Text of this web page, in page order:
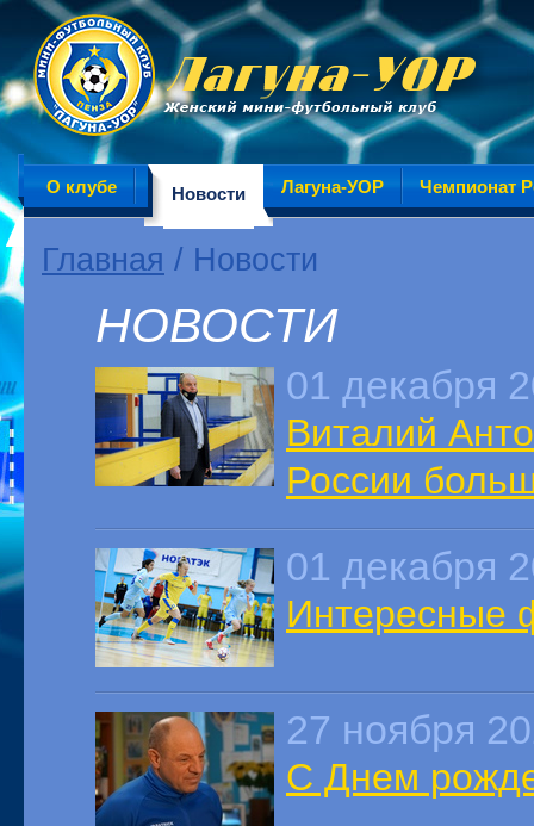
О клубе Новости Лагуна-УОР Чемпионат
Главная / Новости
НОВОСТИ
01 декабря
Виталий
России
01 декабря
Интересные
27 ноября
С Днем